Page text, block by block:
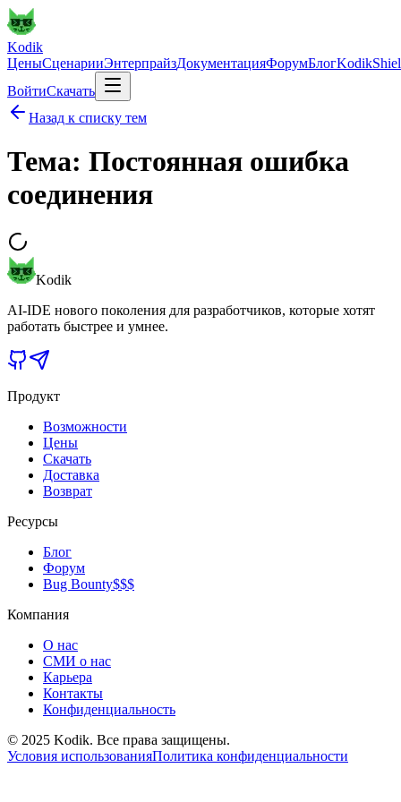
Kodik
ЦеныСценарииЭнтерпрайзДокументацияФорумБлог
ВойтиСкачать
Назад к списку тем
Тема: Постоянная ошибка
соединения
Kodik
AI-IDE нового поколения для разработчиков, которые хотят
работать быстрее и умнее.
Продукт
Возможности
Цены
Скачать
Доставка
Возврат
Ресурсы
Блог
Форум
Bug Bounty$$$
Компания
О нас
СМИ о нас
Карьера
Контакты
Конфиденциальность
© 2025 Kodik. Все права защищены.
Условия использованияПолитика конфиденциальности